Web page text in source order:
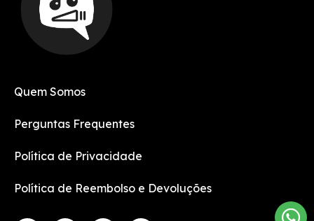
Quem Somos
Perguntas Frequentes
Política de Privacidade
Política de Reembolso e Devoluções